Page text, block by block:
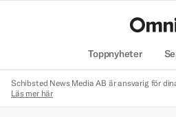
Toppnyheter
Schibsted News Media AB är ansvarig för
Läs mer här